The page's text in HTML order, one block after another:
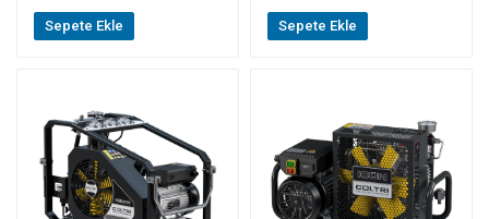
Sepete Ekle Sepete Ekle